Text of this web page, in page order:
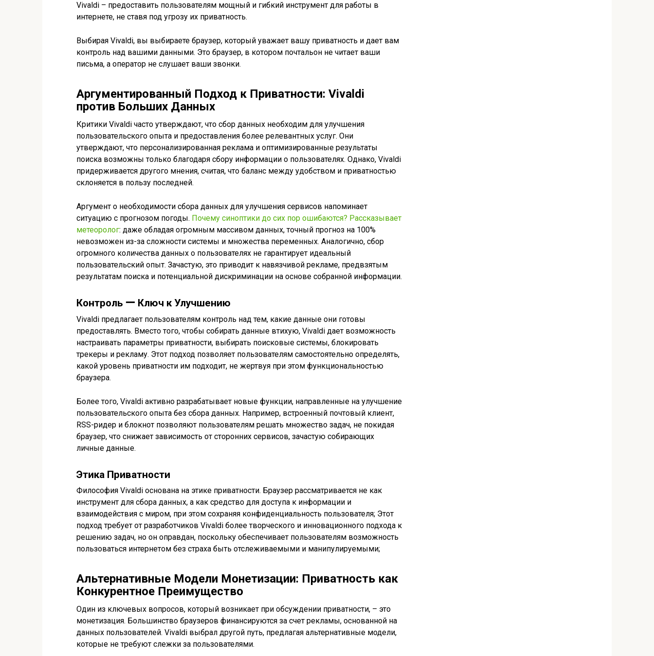
Vivaldi – предоставить пользователям мощный и гибкий инструмент для работы в
интернете, не ставя под угрозу их приватность.
Выбирая Vivaldi, вы выбираете браузер, который уважает вашу приватность и дает вам
контроль над вашими данными. Это браузер, в котором почтальон не читает ваши
письма, а оператор не слушает ваши звонки.
Аргументированный Подход к Приватности: Vivaldi
против Больших Данных
Критики Vivaldi часто утверждают, что сбор данных необходим для улучшения
пользовательского опыта и предоставления более релевантных услуг. Они
утверждают, что персонализированная реклама и оптимизированные результаты
поиска возможны только благодаря сбору информации о пользователях. Однако, Vivaldi
придерживается другого мнения, считая, что баланс между удобством и приватностью
склоняется в пользу последней.
Аргумент о необходимости сбора данных для улучшения сервисов напоминает
ситуацию с прогнозом погоды. Почему синоптики до сих пор ошибаются? Рассказывает
метеоролог: даже обладая огромным массивом данных, точный прогноз на 100%
невозможен из-за сложности системы и множества переменных. Аналогично, сбор
огромного количества данных о пользователях не гарантирует идеальный
пользовательский опыт. Зачастую, это приводит к навязчивой рекламе, предвзятым
результатам поиска и потенциальной дискриминации на основе собранной информации.
Контроль ー Ключ к Улучшению
Vivaldi предлагает пользователям контроль над тем, какие данные они готовы
предоставлять. Вместо того, чтобы собирать данные втихую, Vivaldi дает возможность
настраивать параметры приватности, выбирать поисковые системы, блокировать
трекеры и рекламу. Этот подход позволяет пользователям самостоятельно определять,
какой уровень приватности им подходит, не жертвуя при этом функциональностью
браузера.
Более того, Vivaldi активно разрабатывает новые функции, направленные на улучшение
пользовательского опыта без сбора данных. Например, встроенный почтовый клиент,
RSS-ридер и блокнот позволяют пользователям решать множество задач, не покидая
браузер, что снижает зависимость от сторонних сервисов, зачастую собирающих
личные данные.
Этика Приватности
Философия Vivaldi основана на этике приватности. Браузер рассматривается не как
инструмент для сбора данных, а как средство для доступа к информации и
взаимодействия с миром, при этом сохраняя конфиденциальность пользователя; Этот
подход требует от разработчиков Vivaldi более творческого и инновационного подхода к
решению задач, но он оправдан, поскольку обеспечивает пользователям возможность
пользоваться интернетом без страха быть отслеживаемыми и манипулируемыми;
Альтернативные Модели Монетизации: Приватность как
Конкурентное Преимущество
Один из ключевых вопросов, который возникает при обсуждении приватности, – это
монетизация. Большинство браузеров финансируются за счет рекламы, основанной на
данных пользователей. Vivaldi выбрал другой путь, предлагая альтернативные модели,
которые не требуют слежки за пользователями.